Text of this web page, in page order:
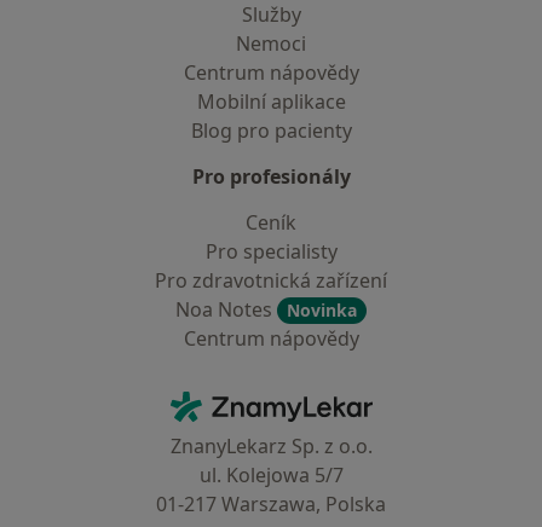
Služby
Nemoci
Centrum nápovědy
Mobilní aplikace
Blog pro pacienty
Pro profesionály
Ceník
Pro specialisty
Pro zdravotnická zařízení
Noa Notes
Novinka
Centrum nápovědy
ZnamyLekar - Hlavní stránka
ZnanyLekarz Sp. z o.o.
ul. Kolejowa 5/7
01-217 Warszawa, Polska